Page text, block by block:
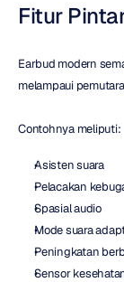
Fitur
Earbud modern
melampaui
Contohnya meliputi:
Asisten suara
Pelacakan
Spasial audio
Mode suara
Peningkatan
Sensor